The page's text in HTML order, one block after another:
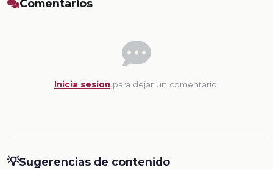
Comentarios
Inicia sesion para dejar un comentario.
💡Sugerencias de contenido